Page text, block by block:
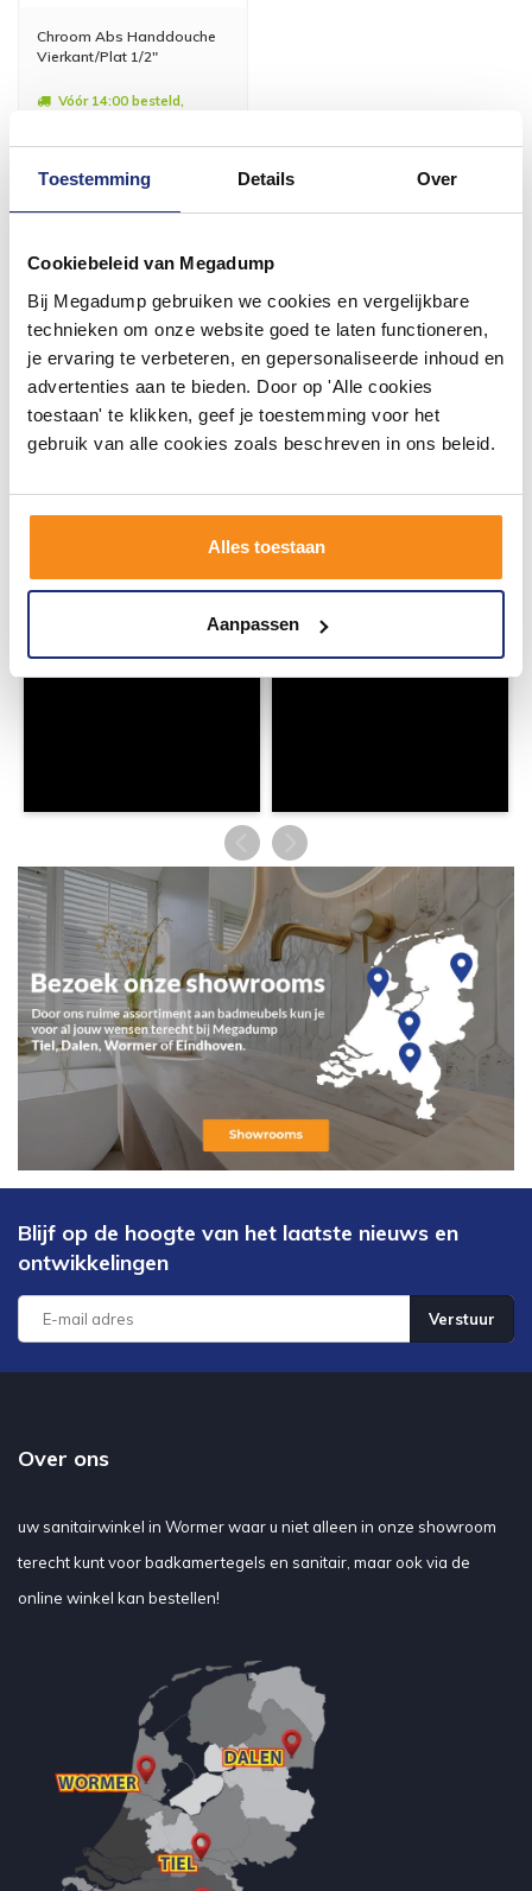
Toestemming Details Over
Cookiebeleid van Megadump
Bij Megadump gebruiken we cookies en vergelijkbare
technieken om onze website goed te laten functioneren,
je ervaring te verbeteren, en gepersonaliseerde inhoud en
advertenties aan te bieden. Door op 'Alle cookies
toestaan' te klikken, geef je toestemming voor het
gebruik van alle cookies zoals beschreven in ons beleid.
Alles toestaan
Aanpassen
Chroom Abs Handdouche
Vierkant/Plat 1/2"
Vóór 14:00 besteld,
20,51
#mijndroombadkamer
Wij geloven in de kracht van delen. Deel jouw
inspirerende omgeving vol met unieke
badkamerstijlen. Doe je mee?
Blijf op de hoogte van het laatste nieuws en
ontwikkelingen
Verstuur
Over ons
uw sanitairwinkel in Wormer waar u niet alleen in onze showroom
terecht kunt voor badkamertegels en sanitair, maar ook via de
online winkel kan bestellen!